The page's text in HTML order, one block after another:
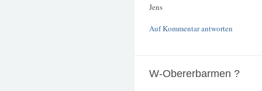
Jens
Auf Kommentar antworten
W-Obererbarmen ?